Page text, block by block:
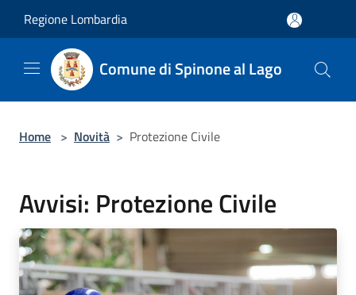
Regione Lombardia
Comune di Spinone al Lago
Home > Novità > Protezione Civile
Avvisi: Protezione Civile